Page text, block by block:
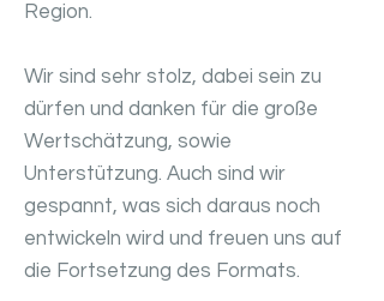
Region.
Wir sind sehr stolz, dabei sein zu
dürfen und danken für die große
Wertschätzung, sowie
Unterstützung. Auch sind wir
gespannt, was sich daraus noch
entwickeln wird und freuen uns auf
die Fortsetzung des Formats.